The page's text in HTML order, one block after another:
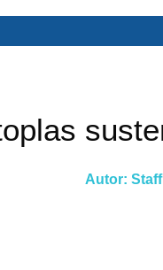
Autor: Staff